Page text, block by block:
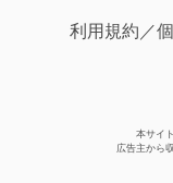
利用規約／
本サイ
広告主から